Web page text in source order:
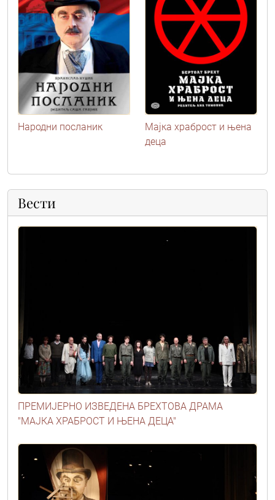
Народни посланик
Мајка храброст и њена
деца
Вести
ПРЕМИЈЕРНО ИЗВЕДЕНА БРЕХТОВА ДРАМА
"МАЈКА ХРАБРОСТ И ЊЕНА ДЕЦА"